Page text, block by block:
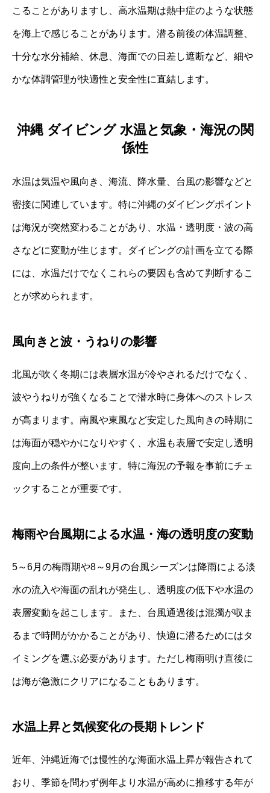
こることがありますし、高水温期は熱中症のような状態
を海上で感じることがあります。潜る前後の体温調整、
十分な水分補給、休息、海面での日差し遮断など、細や
かな体調管理が快適性と安全性に直結します。
沖縄 ダイビング 水温と気象・海況の関
係性
水温は気温や風向き、海流、降水量、台風の影響などと
密接に関連しています。特に沖縄のダイビングポイント
は海況が突然変わることがあり、水温・透明度・波の高
さなどに変動が生じます。ダイビングの計画を立てる際
には、水温だけでなくこれらの要因も含めて判断するこ
とが求められます。
風向きと波・うねりの影響
北風が吹く冬期には表層水温が冷やされるだけでなく、
波やうねりが強くなることで潜水時に身体へのストレス
が高まります。南風や東風など安定した風向きの時期に
は海面が穏やかになりやすく、水温も表層で安定し透明
度向上の条件が整います。特に海況の予報を事前にチェ
ックすることが重要です。
梅雨や台風期による水温・海の透明度の変動
5～6月の梅雨期や8～9月の台風シーズンは降雨による淡
水の流入や海面の乱れが発生し、透明度の低下や水温の
表層変動を起こします。また、台風通過後は混濁が収ま
るまで時間がかかることがあり、快適に潜るためにはタ
イミングを選ぶ必要があります。ただし梅雨明け直後に
は海が急激にクリアになることもあります。
水温上昇と気候変化の長期トレンド
近年、沖縄近海では慢性的な海面水温上昇が報告されて
おり、季節を問わず例年より水温が高めに推移する年が